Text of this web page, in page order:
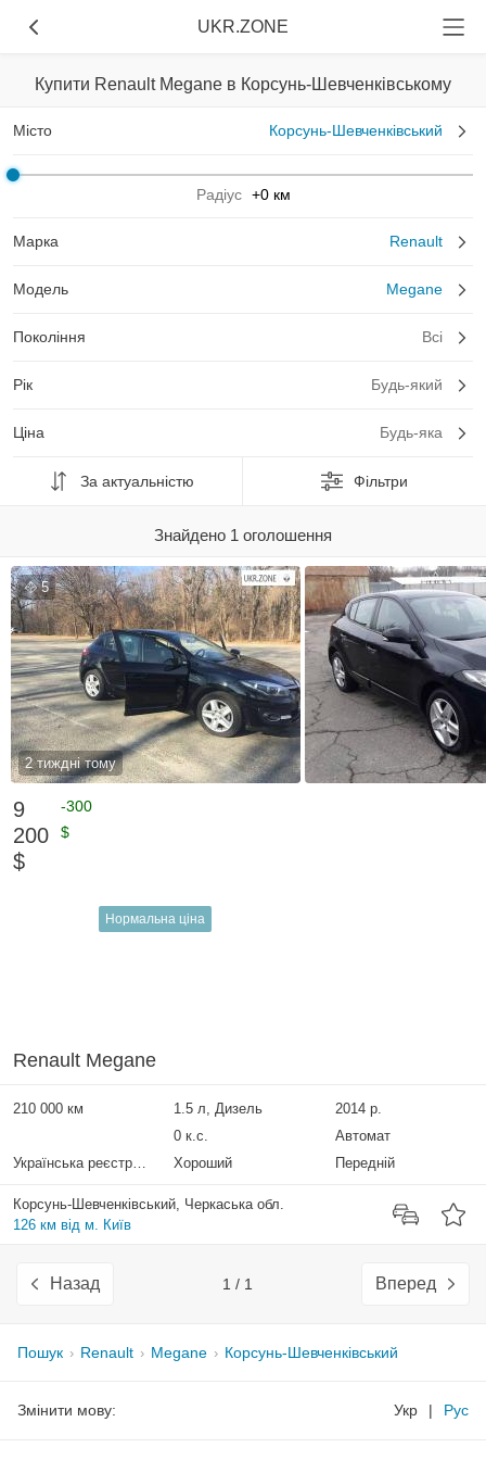
UKR.ZONE
Купити Renault Megane в Корсунь-Шевченківському
Місто Корсунь-Шевченківський
Радіус +0 км
Марка Renault
Модель Megane
Покоління Всі
Рік Будь-який
Ціна Будь-яка
За актуальністю Фільтри
Знайдено 1 оголошення
5
2 тиждні тому
9
200
$
-300
$
Нормальна ціна
Renault Megane
210 000 км 1.5 л, Дизель
2014 р.
0 к.с.
Автомат
Українська реєстрація
Хороший Передній
Корсунь-Шевченківський, Черкаська обл.
126 км від м. Київ
Назад 1 / 1 Вперед
Пошук Renault Megane Корсунь-Шевченківський
Змінити мову: Укр | Рус